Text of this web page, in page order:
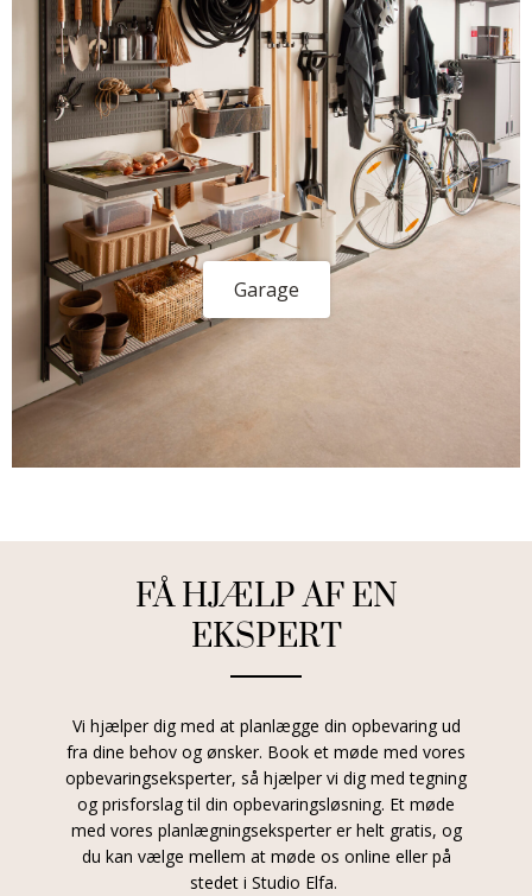
Garage
FÅ HJÆLP AF EN
EKSPERT
Vi hjælper dig med at planlægge din opbevaring ud
fra dine behov og ønsker. Book et møde med vores
opbevaringseksperter, så hjælper vi dig med tegning
og prisforslag til din opbevaringsløsning. Et møde
med vores planlægningseksperter er helt gratis, og
du kan vælge mellem at møde os online eller på
stedet i Studio Elfa.